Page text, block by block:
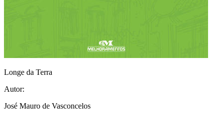
Longe da Terra
Autor:
José Mauro de Vasconcelos